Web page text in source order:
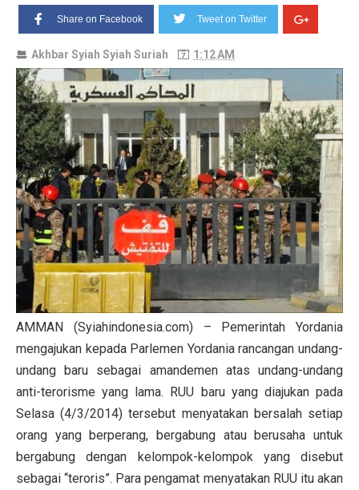
Share on Facebook Tweet on Twitter
Akhbar Syiah Syiah Suriah 1:12 AM
AMMAN (Syiahindonesia.com) – Pemerintah Yordania
mengajukan kepada Parlemen Yordania rancangan undang-
undang baru sebagai amandemen atas undang-undang
anti-terorisme yang lama. RUU baru yang diajukan pada
Selasa (4/3/2014) tersebut menyatakan bersalah setiap
orang yang berperang, bergabung atau berusaha untuk
bergabung dengan kelompok-kelompok yang disebut
sebagai “teroris”. Para pengamat menyatakan RUU itu akan